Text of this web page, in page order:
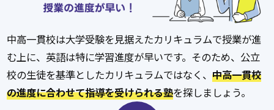
中高一貫校は大学受験を見据えたカリキュラムで授業が進
む上に、英語は特に学習進度が早いです。そのため、公立
校の生徒を基準としたカリキュラムではなく、中高一貫校
の進度に合わせて指導を受けられる塾を探しましょう。